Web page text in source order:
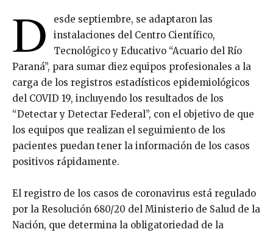
D
esde septiembre, se adaptaron las
instalaciones del Centro Científico,
Tecnológico y Educativo “Acuario del Río
Paraná”, para sumar diez equipos profesionales a la
carga de los registros estadísticos epidemiológicos
del COVID 19, incluyendo los resultados de los
“Detectar y Detectar Federal”, con el objetivo de que
los equipos que realizan el seguimiento de los
pacientes puedan tener la información de los casos
positivos rápidamente.
El registro de los casos de coronavirus está regulado
por la Resolución 680/20 del Ministerio de Salud de la
Nación, que determina la obligatoriedad de la